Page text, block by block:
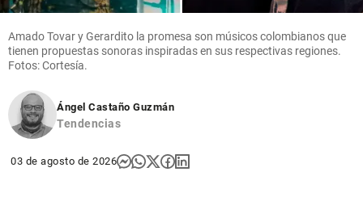
Amado Tovar y Gerardito la promesa son músicos colombianos que
tienen propuestas sonoras inspiradas en sus respectivas regiones.
Fotos: Cortesía.
Ángel Castaño Guzmán
Tendencias
03 de agosto de 2026